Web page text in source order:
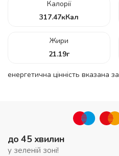
Калорії
317.47кКал
Жири
21.19г
енергетична цінність вказана за
до 45 хвилин
у зеленій зоні!